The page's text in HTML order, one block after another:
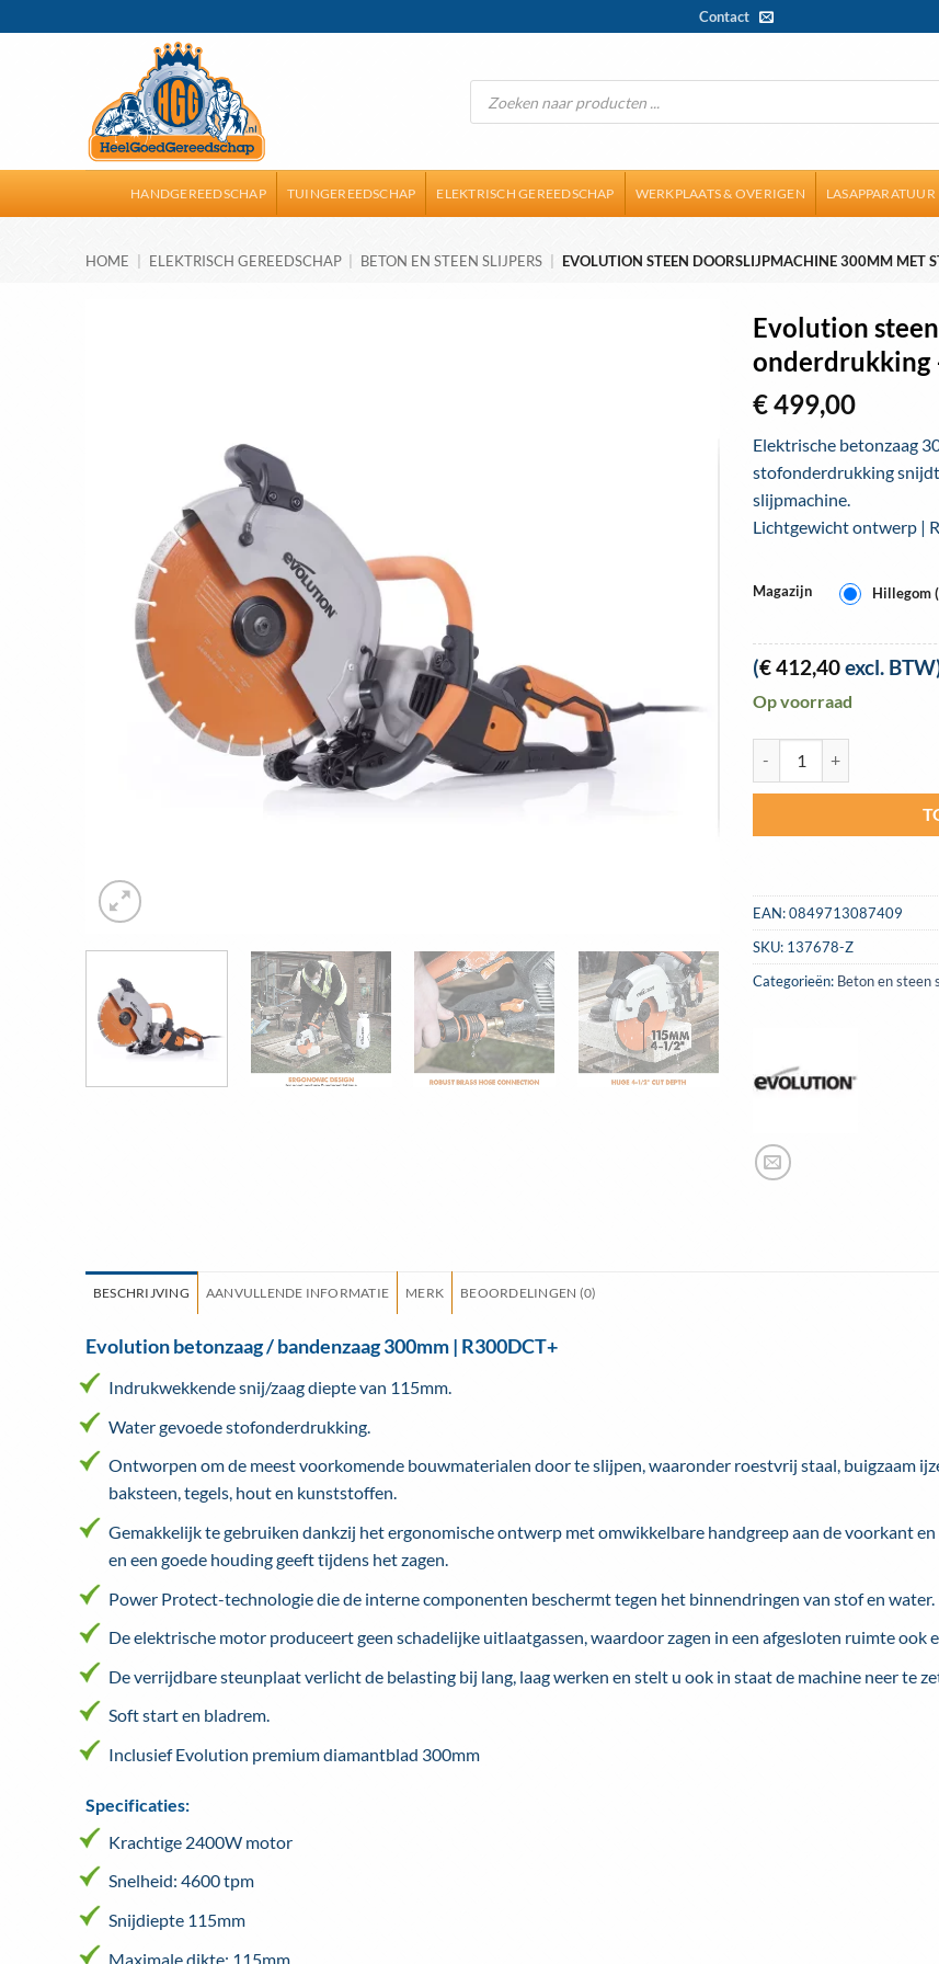
naar
Contact
Producten
zoeken
HANDGEREEDSCHAP TUINGEREEDSCHAP ELEKTRISCH GEREEDSCHAP WERKPLAATS & OVERIGEN LASAPPARATUUR
HOME | ELEKTRISCH GEREEDSCHAP | BETON EN STEEN SLIJPERS | EVOLUTION STEEN DOORSLIJPMACHINE 300MM MET
Evolution
onderdrukking
€499,00
Elektrische betonzaag
stofonderdrukking
slijpmachine.
Lichtgewicht ontwerp |
Magazijn Hillegom
(€412,40excl.
Op voorraad
EAN:0849713087409
SKU: 137678-Z
Categorieën: Beton en steen
BESCHRIJVING AANVULLENDE INFORMATIE MERK BEOORDELINGEN (0)
Evolution betonzaag / bandenzaag 300mm | R300DCT+
Indrukwekkende snij/zaag diepte van 115mm.
Water gevoede stofonderdrukking.
Ontworpen om de meest voorkomende bouwmaterialen door te slijpen, waaronder roestvrij staal, buigzaam
baksteen, tegels, hout en kunststoffen.
Gemakkelijk te gebruiken dankzij het ergonomische ontwerp met omwikkelbare handgreep aan de voorkant
en een goede houding geeft tijdens het zagen.
Power Protect-technologie die de interne componenten beschermt tegen het binnendringen van stof en water.
De elektrische motor produceert geen schadelijke uitlaatgassen, waardoor zagen in een afgesloten ruimte ook
De verrijdbare steunplaat verlicht de belasting bij lang, laag werken en stelt u ook in staat de machine neer te
Soft start en bladrem.
Inclusief Evolution premium diamantblad 300mm
Specificaties:
Krachtige 2400W motor
Snelheid: 4600 tpm
Snijdiepte 115mm
Maximale dikte: 115mm